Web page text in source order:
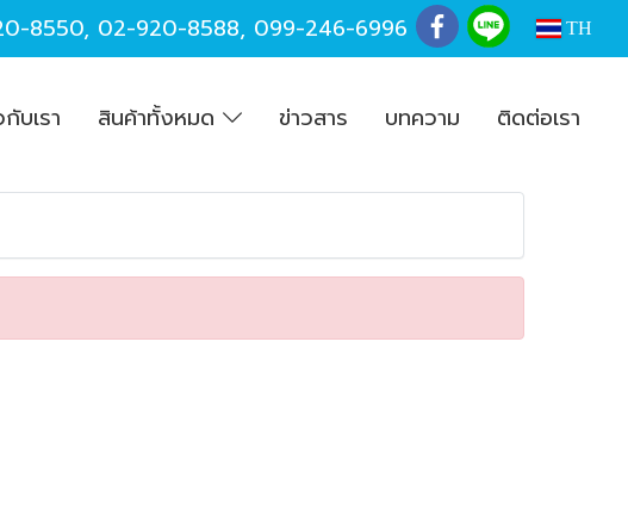
8550, 02-920-8588, 099-246-6996 TH
บเรา สินค้าทั้งหมด ข่าวสาร บทความ ติดต่อเรา